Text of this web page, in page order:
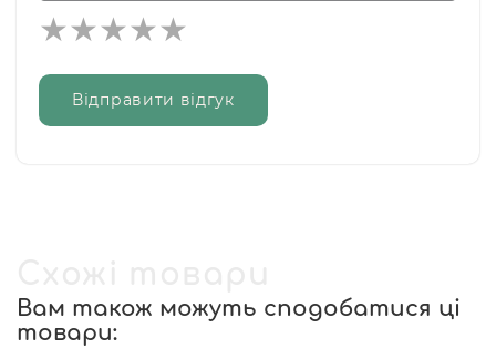
Відправити відгук
Вам також можуть сподобатися ці
товари: